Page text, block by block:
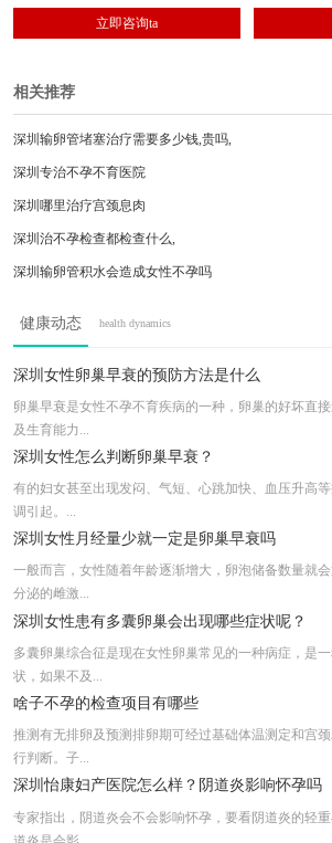
科炎症、宫颈疾病、痛经、闭经、月经不调。
立即咨询ta
相关推荐
深圳输卵管堵塞治疗需要多少钱,贵吗,
深圳专治不孕不育医院
深圳哪里治疗宫颈息肉
深圳治不孕检查都检查什么,
深圳输卵管积水会造成女性不孕吗
深圳怡康妇产：宫发育不良的原因是什么？
深圳龙华看多囊卵巢哪个医院好
深圳不育医院的排名是多少?
健康动态 health dynamics
深圳女性卵巢早衰的预防方法是什么
卵巢早衰是女性不孕不育疾病的一种，卵巢的好坏直
及生育能力...
深圳女性怎么判断卵巢早衰？
有的妇女甚至出现发闷、气短、心跳加快、血压升高
调引起。...
深圳女性月经量少就一定是卵巢早衰吗
一般而言，女性随着年龄逐渐增大，卵泡储备数量就
分泌的雌激...
深圳女性患有多囊卵巢会出现哪些症状呢？
多囊卵巢综合征是现在女性卵巢常见的一种病症，是
状，如果不及...
啥子不孕的检查项目有哪些
推测有无排卵及预测排卵期可经过基础体温测定和宫
行判断。子...
深圳怡康妇产医院怎么样？阴道炎影响怀孕吗
专家指出，阴道炎会不会影响怀孕，要看阴道炎的轻